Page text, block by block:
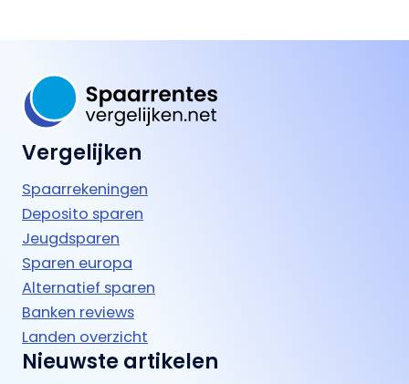
Vergelijken
Spaarrekeningen
Deposito sparen
Jeugdsparen
Sparen europa
Alternatief sparen
Banken reviews
Landen overzicht
Nieuwste artikelen